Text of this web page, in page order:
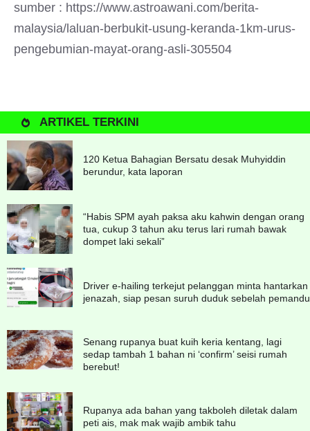
sumber : https://www.astroawani.com/berita-
malaysia/laluan-berbukit-usung-keranda-1km-urus-
pengebumian-mayat-orang-asli-305504
ARTIKEL TERKINI
120 Ketua Bahagian Bersatu desak Muhyiddin
berundur, kata laporan
“Habis SPM ayah paksa aku kahwin dengan orang
tua, cukup 3 tahun aku terus lari rumah bawak
dompet laki sekali”
Driver e-hailing terkejut pelanggan minta hantarkan
jenazah, siap pesan suruh duduk sebelah pemandu
Senang rupanya buat kuih keria kentang, lagi
sedap tambah 1 bahan ni ‘confirm’ seisi rumah
berebut!
Rupanya ada bahan yang takboleh diletak dalam
peti ais, mak mak wajib ambik tahu